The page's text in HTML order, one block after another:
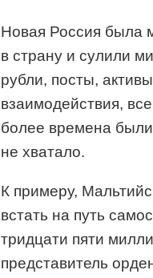
Новая Россия была
в страну и сулили
рубли, посты,
взаимодействия,
более времена были
не хватало.
К примеру,
встать на путь
тридцати пяти
представитель